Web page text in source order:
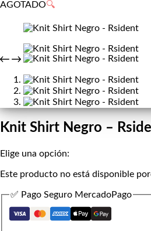
AGOTADO🔍
Knit Shirt Negro –
Elige una opción:
Este producto no está disponible
✅ Pago Seguro MercadoPago